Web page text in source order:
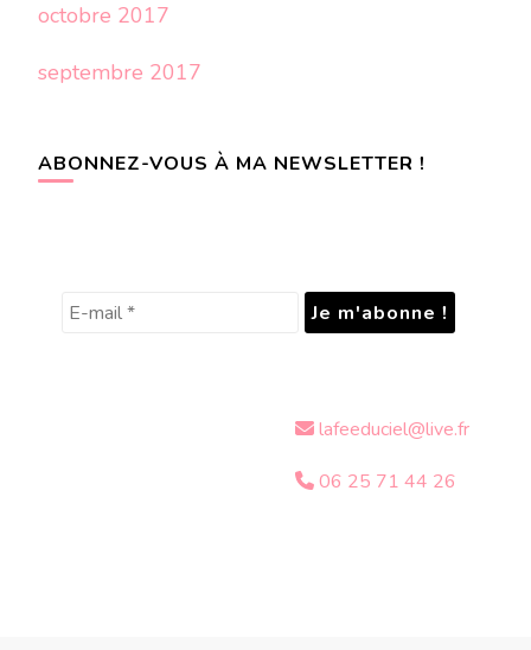
octobre 2017
septembre 2017
ABONNEZ-VOUS À MA NEWSLETTER !
lafeeduciel@live.fr
06 25 71 44 26